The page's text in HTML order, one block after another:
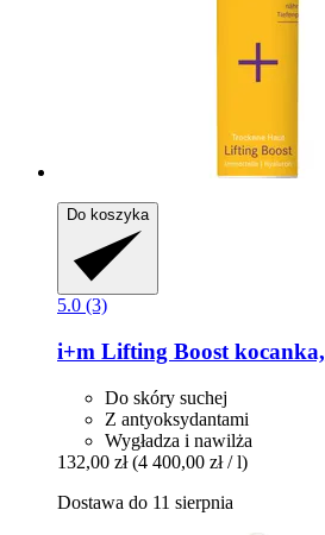
Do koszyka
5.0 (3)
i+m Lifting Boost
Do skóry suchej
Z antyoksydantami
Wygładza i nawilża
132,00 zł (4 400,00 zł / l)
Dostawa do 11 sierpnia